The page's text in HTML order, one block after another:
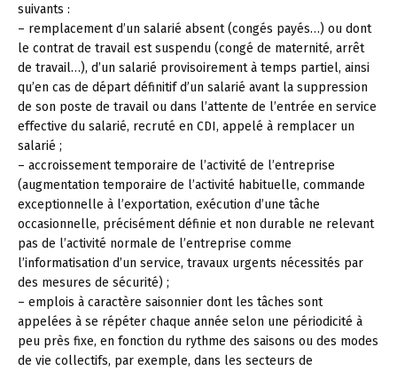
suivants :
– remplacement d’un salarié absent (congés payés…) ou dont
le contrat de travail est suspendu (congé de maternité, arrêt
de travail…), d’un salarié provisoirement à temps partiel, ainsi
qu’en cas de départ définitif d’un salarié avant la suppression
de son poste de travail ou dans l’attente de l’entrée en service
effective du salarié, recruté en CDI, appelé à remplacer un
salarié ;
– accroissement temporaire de l’activité de l’entreprise
(augmentation temporaire de l’activité habituelle, commande
exceptionnelle à l’exportation, exécution d’une tâche
occasionnelle, précisément définie et non durable ne relevant
pas de l’activité normale de l’entreprise comme
l’informatisation d’un service, travaux urgents nécessités par
des mesures de sécurité) ;
– emplois à caractère saisonnier dont les tâches sont
appelées à se répéter chaque année selon une périodicité à
peu près fixe, en fonction du rythme des saisons ou des modes
de vie collectifs, par exemple, dans les secteurs de